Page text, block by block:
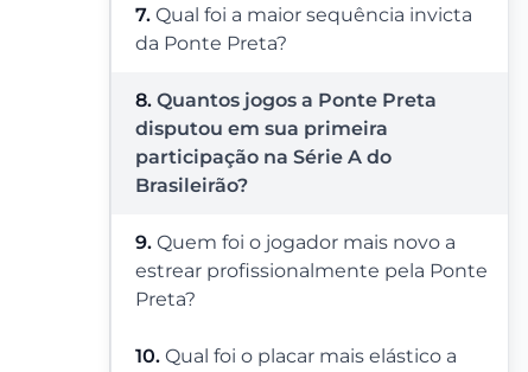
7. Qual foi a maior sequência invicta
da Ponte Preta?
8. Quantos jogos a Ponte Preta
disputou em sua primeira
participação na Série A do
Brasileirão?
9. Quem foi o jogador mais novo a
estrear profissionalmente pela Ponte
Preta?
10. Qual foi o placar mais elástico a